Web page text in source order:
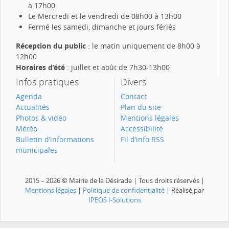
à 17h00
Le Mercredi et le vendredi de 08h00 à 13h00
Fermé les samedi, dimanche et jours fériés
Réception du public : le matin uniquement de 8h00 à
12h00
Horaires d’été : juillet et août de 7h30-13h00
Infos pratiques
Agenda
Actualités
Photos & vidéo
Météo
Bulletin d’informations
municipales
Divers
Contact
Plan du site
Mentions légales
Accessibilité
Fil d’info RSS
2015 – 2026 © Mairie de la Désirade | Tous droits réservés |
Mentions légales | Politique de confidentialité | Réalisé par
IPEOS I-Solutions